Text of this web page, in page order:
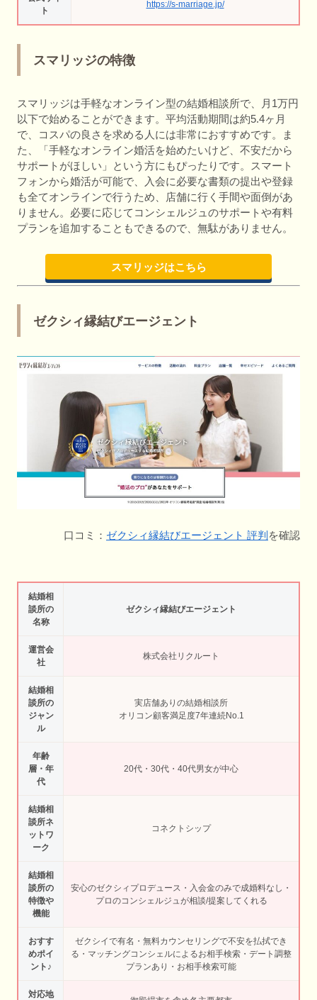
ト
https://s-marriage.jp/
スマリッジの特徴
スマリッジは手軽なオンライン型の結婚相談所で、月1万円
以下で始めることができます。平均活動期間は約5.4ヶ月
で、コスパの良さを求める人には非常におすすめです。ま
た、「手軽なオンライン婚活を始めたいけど、不安だから
サポートがほしい」という方にもぴったりです。スマート
フォンから婚活が可能で、入会に必要な書類の提出や登録
も全てオンラインで行うため、店舗に行く手間や面倒があ
りません。必要に応じてコンシェルジュのサポートや有料
プランを追加することもできるので、無駄がありません。
スマリッジはこちら
ゼクシィ縁結びエージェント
口コミ： ゼクシィ縁結びエージェント 評判 を確認
結婚相
談所の
名称
ゼクシィ縁結びエージェント
運営会
社
株式会社リクルート
結婚相
談所の
ジャン
ル
実店舗ありの結婚相談所
オリコン顧客満足度7年連続No.1
年齢
層・年
代
20代・30代・40代男女が中心
結婚相
談所ネ
ットワ
ーク
コネクトシップ
結婚相
談所の
特徴や
機能
安心のゼクシィプロデュース・入会金のみで成婚料なし・
プロのコンシェルジュが相談/提案してくれる
おすす
めポイ
ント♪
ゼクシイで有名・無料カウンセリングで不安を払拭でき
る・マッチングコンシェルによるお相手検索・デート調整
プランあり・お相手検索可能
対応地